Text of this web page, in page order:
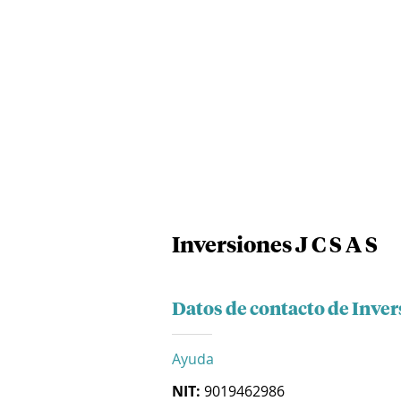
Inversiones J C S A S
Datos de contacto de
Ayuda
NIT: 9019462986